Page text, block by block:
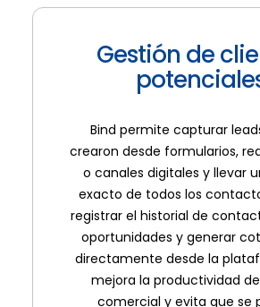
Gestión de
Bind permite capturar
crearon desde formularios,
o canales digitales y llevar
exacto de todos los
registrar el historial de
oportunidades y generar
directamente desde la
mejora la productividad
comercial y evita que se